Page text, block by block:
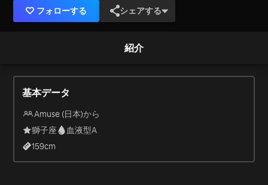
フォローする シェアする
紹介
基本データ
Amuse (日本)から
獅子座
血液型A
159cm